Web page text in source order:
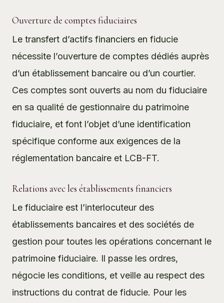
Ouverture de comptes fiduciaires
Le transfert d’actifs financiers en fiducie
nécessite l’ouverture de comptes dédiés auprès
d’un établissement bancaire ou d’un courtier.
Ces comptes sont ouverts au nom du fiduciaire
en sa qualité de gestionnaire du patrimoine
fiduciaire, et font l’objet d’une identification
spécifique conforme aux exigences de la
réglementation bancaire et LCB-FT.
Relations avec les établissements financiers
Le fiduciaire est l’interlocuteur des
établissements bancaires et des sociétés de
gestion pour toutes les opérations concernant le
patrimoine fiduciaire. Il passe les ordres,
négocie les conditions, et veille au respect des
instructions du contrat de fiducie. Pour les